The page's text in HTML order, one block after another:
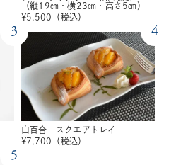
（縦19㎝・横23㎝・高さ5㎝）
¥5,500 （税込）
3 4
白百合 スクエアトレイ
¥7,700 （税込）
5